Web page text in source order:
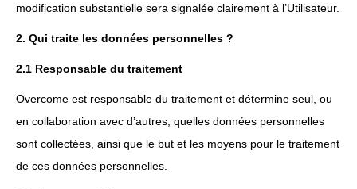
modification substantielle sera signalée clairement à l’Utilisateur.
2. Qui traite les données personnelles ?
2.1 Responsable du traitement
Overcome est responsable du traitement et détermine seul, ou
en collaboration avec d’autres, quelles données personnelles
sont collectées, ainsi que le but et les moyens pour le traitement
de ces données personnelles.